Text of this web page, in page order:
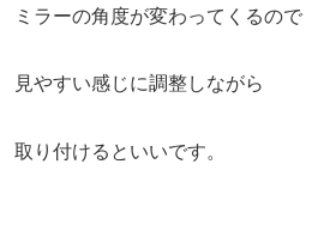
ミラーの角度が変わってくるので
見やすい感じに調整しながら
取り付けるといいです。